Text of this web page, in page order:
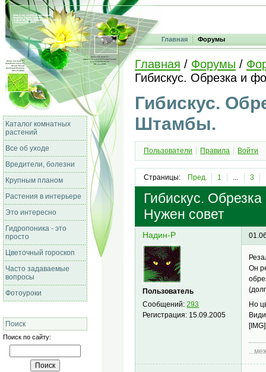
Главная Форумы
Каталог комнатных
растений
Все об уходе
Вредители, болезни
Крупным планом
Растения в интерьере
Это интересно
Гидропоника - это
просто
Цветочный гороскоп
Часто задаваемые
вопросы
Фотоуроки
Поиск
Поиск по сайту:
Главная / Форумы /
Гибискус. Обрезка и
Гибискус.
Штамбы.
Пользователи Правила Войти
Страницы: Пред. 1 ... 3
Гибискус.
Нужен совет
Надин-Р
Пользователь
Сообщений:293
Регистрация: 15.09.2005
Он
Но
[IMG]